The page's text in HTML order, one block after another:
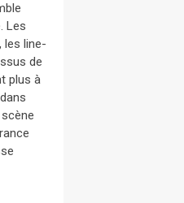
Les
les line-
de
plus à